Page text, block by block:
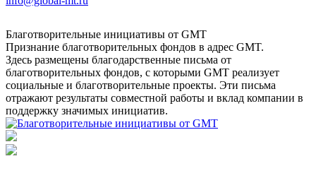
Благотворительные инициативы от GMT
Признание благотворительных фондов в адрес GMT.
Здесь размещены благодарственные письма от
благотворительных фондов, с которыми GMT реализует
социальные и благотворительные проекты. Эти письма
отражают результаты совместной работы и вклад компании в
поддержку значимых инициатив.